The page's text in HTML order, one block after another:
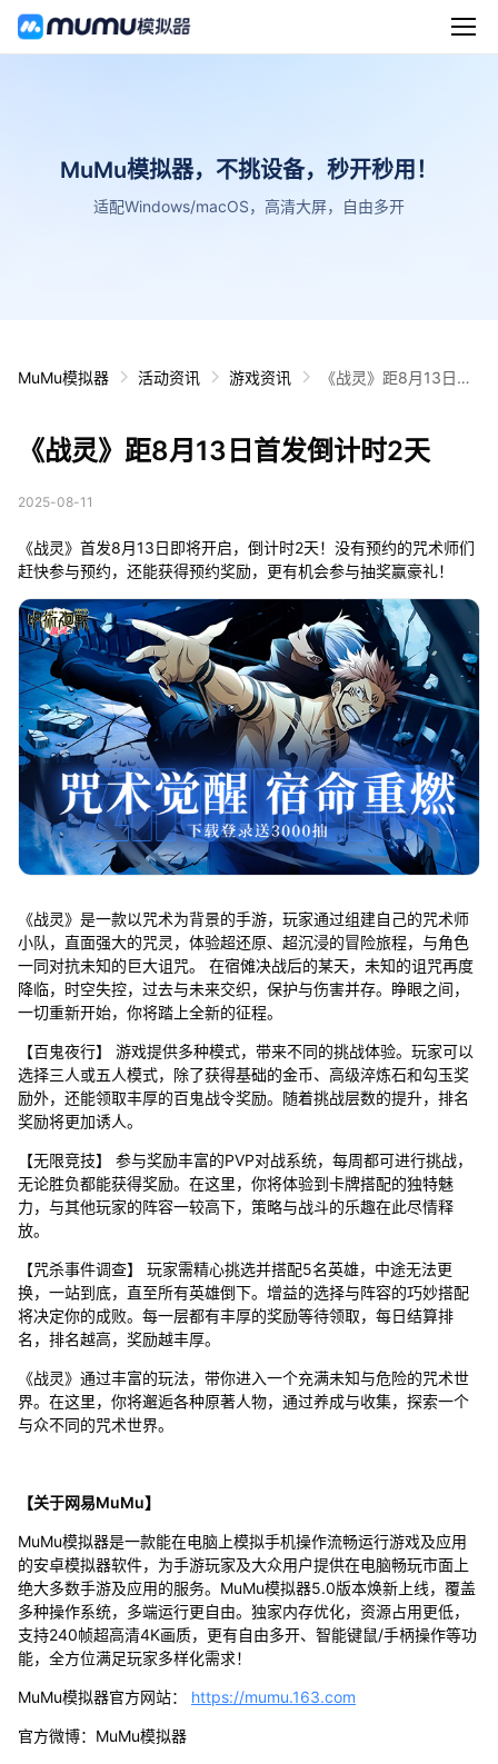
MuMu模拟器，不挑设备，秒开秒用！
适配Windows/macOS，高清大屏，自由多开
MuMu模拟器 活动资讯 游戏资讯
《战灵》距8月13日首
《战灵》距8月13日首发倒计时2天
2025-08-11
《战灵》首发8月13日即将开启，倒计时2天！没有预约的咒术师们
赶快参与预约，还能获得预约奖励，更有机会参与抽奖赢豪礼！
《战灵》是一款以咒术为背景的手游，玩家通过组建自己的咒术师
小队，直面强大的咒灵，体验超还原、超沉浸的冒险旅程，与角色
一同对抗未知的巨大诅咒。 在宿傩决战后的某天，未知的诅咒再度
降临，时空失控，过去与未来交织，保护与伤害并存。睁眼之间，
一切重新开始，你将踏上全新的征程。
【百鬼夜行】 游戏提供多种模式，带来不同的挑战体验。玩家可以
选择三人或五人模式，除了获得基础的金币、高级淬炼石和勾玉奖
励外，还能领取丰厚的百鬼战令奖励。随着挑战层数的提升，排名
奖励将更加诱人。
【无限竞技】 参与奖励丰富的PVP对战系统，每周都可进行挑战，
无论胜负都能获得奖励。在这里，你将体验到卡牌搭配的独特魅
力，与其他玩家的阵容一较高下，策略与战斗的乐趣在此尽情释
放。
【咒杀事件调查】 玩家需精心挑选并搭配5名英雄，中途无法更
换，一站到底，直至所有英雄倒下。增益的选择与阵容的巧妙搭配
将决定你的成败。每一层都有丰厚的奖励等待领取，每日结算排
名，排名越高，奖励越丰厚。
《战灵》通过丰富的玩法，带你进入一个充满未知与危险的咒术世
界。在这里，你将邂逅各种原著人物，通过养成与收集，探索一个
与众不同的咒术世界。
【关于网易MuMu】
MuMu模拟器是一款能在电脑上模拟手机操作流畅运行游戏及应用
的安卓模拟器软件，为手游玩家及大众用户提供在电脑畅玩市面上
绝大多数手游及应用的服务。MuMu模拟器5.0版本焕新上线，覆盖
多种操作系统，多端运行更自由。独家内存优化，资源占用更低，
支持240帧超高清4K画质，更有自由多开、智能键鼠/手柄操作等功
能，全方位满足玩家多样化需求！
MuMu模拟器官方网站： https://mumu.163.com
官方微博：MuMu模拟器